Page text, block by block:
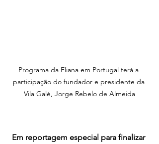
Programa da Eliana em Portugal terá a
participação do fundador e presidente da
Vila Galé, Jorge Rebelo de Almeida
Em reportagem especial para finalizar